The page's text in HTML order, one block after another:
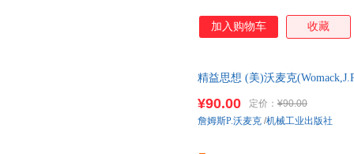
加入购物车 收藏
精益思想 (美)沃麦克
¥90.00 定价： ¥90.00
詹姆斯P.沃麦克 /机械工业出版社